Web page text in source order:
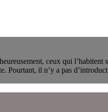
ceux qui
Pourtant, il n’y a pas